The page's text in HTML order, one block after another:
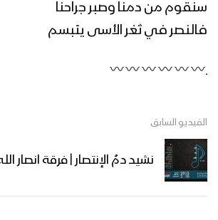
( من أهداف يزيد ) – القول السديد
دائرة الثقافة الجهادية
ذكرى استشهاد الإمامين
سنقوم من دمنا وصبر جراحنا
فالنصر في ثغر الأسى يتبسم
ـ
الفيديو السابق
نشيد دمُ الإنتصار | فرقة انصار الله